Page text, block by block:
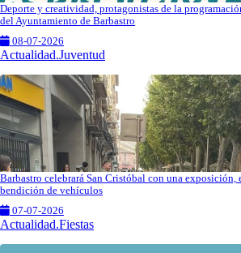
Deporte y creatividad, protagonistas de la
del Ayuntamiento de Barbastro
08-07-2026
Actualidad.Juventud
Barbastro celebrará San Cristóbal con una
bendición de vehículos
07-07-2026
Actualidad.Fiestas